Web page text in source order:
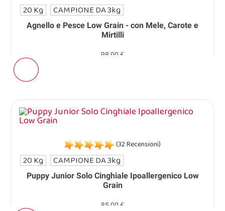
Agnello e Pesce Low Grain - con Mele, Carote e
Mirtilli
98,00 €
20 Kg CAMPIONE DA 3kg
Puppy Junior Solo Cinghiale Ipoallergenico Low
Grain
(32 Recensioni)
85,00 €
20 Kg CAMPIONE DA 3kg